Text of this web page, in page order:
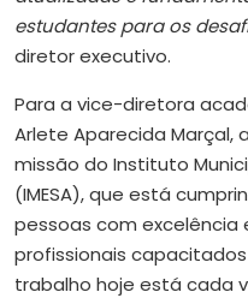
estudantes para os
diretor executivo.
Para a vice-diretora
Arlete Aparecida Marçal,
missão do Instituto
(IMESA), que está
pessoas com excelência
profissionais
trabalho hoje está cada